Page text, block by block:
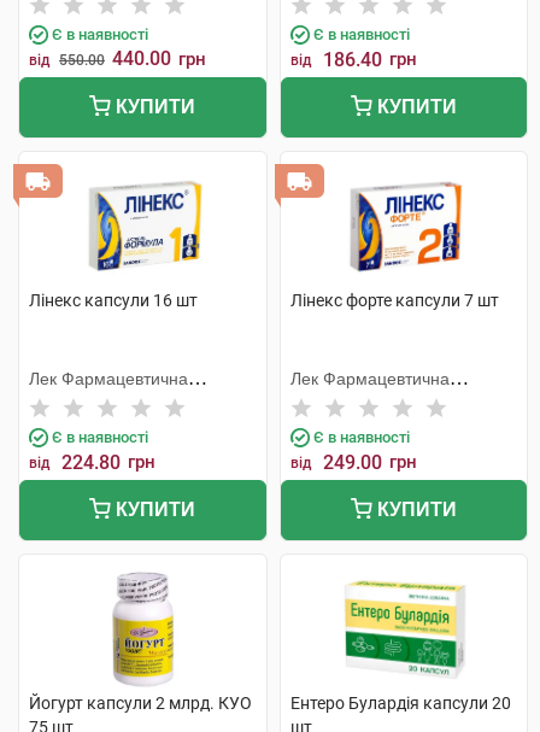
Є в наявності
від 550.00 440.00 грн
КУПИТИ
Є в наявності
від 186.40 грн
КУПИТИ
Лінекс капсули 16 шт
Лек Фармацевтична
компанія
Є в наявності
від 224.80 грн
КУПИТИ
Лінекс форте капсули 7 шт
Лек Фармацевтична
компанія
Є в наявності
від 249.00 грн
КУПИТИ
Йогурт капсули 2 млрд. КУО
75 шт
Ентеро Булардія капсули 20
шт